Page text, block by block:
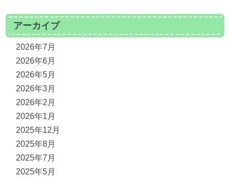
アーカイブ
2026年7月
2026年6月
2026年5月
2026年3月
2026年2月
2026年1月
2025年12月
2025年8月
2025年7月
2025年5月